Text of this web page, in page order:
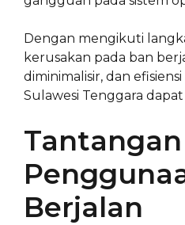
Dengan mengikuti
kerusakan pada ban
diminimalisir, dan
Sulawesi Tenggara
Berjalan